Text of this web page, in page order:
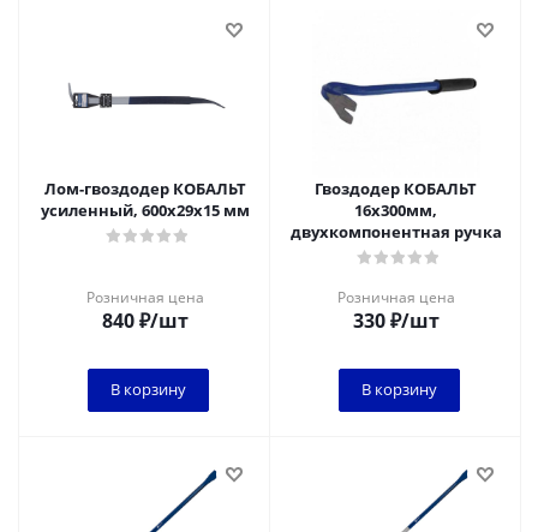
Лом-гвоздодер КОБАЛЬТ
усиленный, 600х29х15 мм
Розничная цена
840₽/шт
В корзину
Гвоздодер КОБАЛЬТ
16х300мм,
двухкомпонентная ручка
Розничная цена
330₽/шт
В корзину